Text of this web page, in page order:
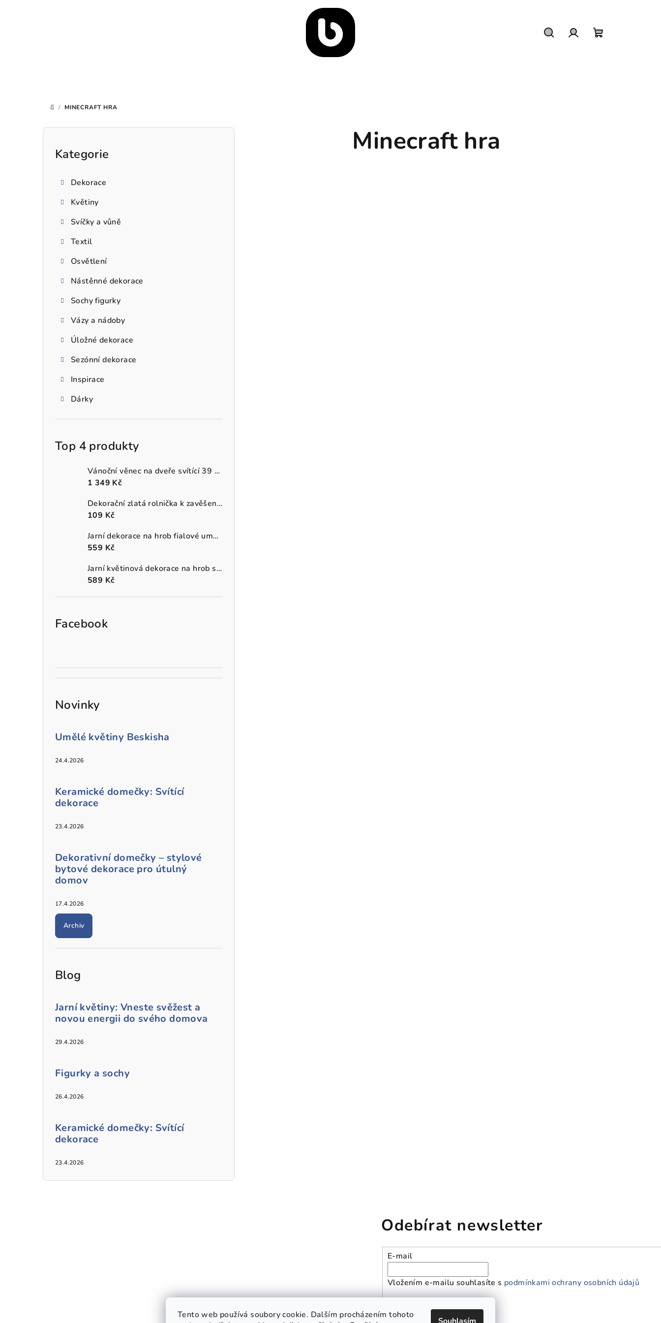
Tento web používá soubory cookie. Dalším procházením tohoto
DOMŮ
/ MINECRAFT HRA
P
Přeskočit
Kategorie
Dekorace
Květiny
Svíčky a vůně
Textil
Osvětlení
Nástěnné dekorace
Sochy figurky
Vázy a nádoby
Úložné dekorace
Sezónní dekorace
Inspirace
Dárky
Top 4 produkty
Vánoční věnec na dveře svítící 39 cm
1 349 Kč
Dekorační zlatá rolnička k zavěšení 10 cm
109 Kč
Jarní dekorace na hrob fialové umělé macešky v šedém truhlíku
559 Kč
Jarní květinová dekorace na hrob s oranžovými maceškami
589 Kč
Facebook
Novinky
Umělé květiny Beskisha
24.4.2026
Keramické domečky: Svítící
dekorace
23.4.2026
Dekorativní domečky – stylové
bytové dekorace pro útulný
domov
17.4.2026
Archiv
Blog
Jarní květiny: Vneste svěžest a
novou energii do svého domova
29.4.2026
Figurky a sochy
26.4.2026
Keramické domečky: Svítící
dekorace
23.4.2026
Minecraft hra
Odebírat newsletter
E-mail
Vložením e-mailu souhlasíte s podmínkami ochrany osobních údajů
Přihlásit se